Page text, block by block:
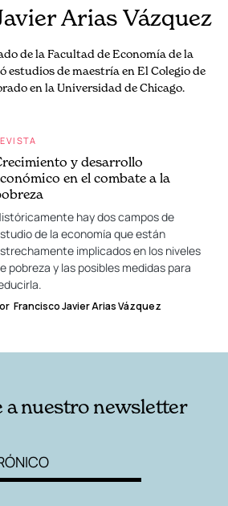
Arias Vázquez
de la Facultad de Economía de la
estudios de maestría en El Colegio de
en la Universidad de Chicago.
y desarrollo
en el combate a la
hay dos campos de
de la economía que están
implicados en los niveles
pobreza y las posibles medidas para
Francisco Javier Arias Vázquez
a nuestro newsletter